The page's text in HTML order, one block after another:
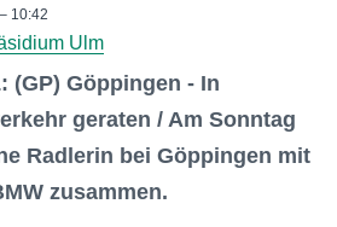
10:42
Ulm
(GP) Göppingen - In
geraten / Am Sonntag
Radlerin bei Göppingen mit
zusammen.